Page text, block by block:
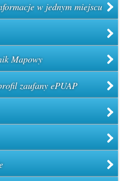
w jednym miejscu
Mapowy
zaufany ePUAP